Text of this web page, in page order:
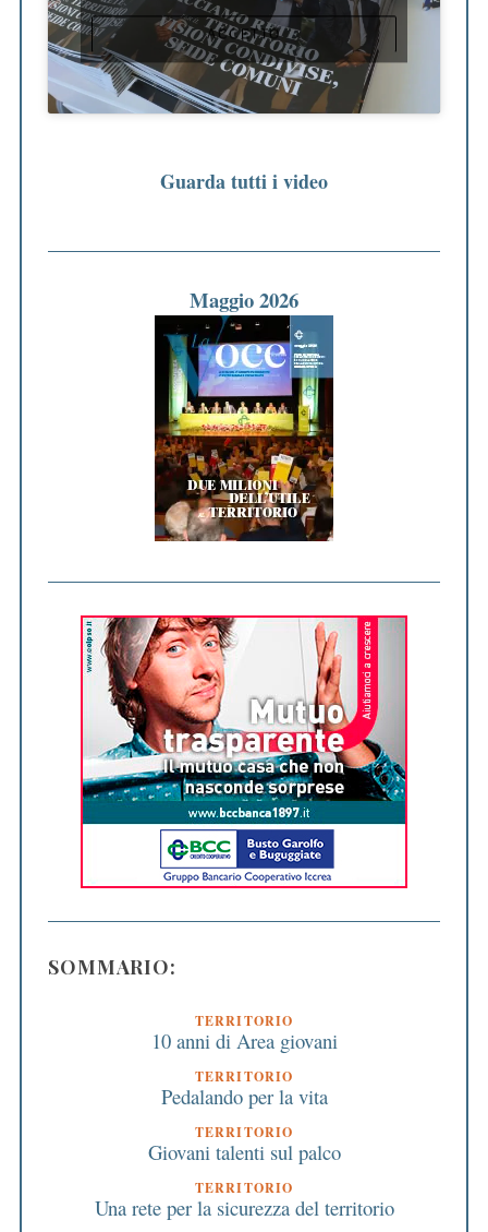
ACCETTO
Guarda tutti i video
Maggio 2026
SOMMARIO:
TERRITORIO
10 anni di Area giovani
TERRITORIO
Pedalando per la vita
TERRITORIO
Giovani talenti sul palco
TERRITORIO
Una rete per la sicurezza del territorio